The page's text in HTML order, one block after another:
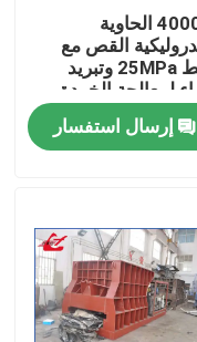
4000kN الحاوية
القص مع
ضغط 25MPa وتبريد
لمعالجة الخردة
إرسال استفسار